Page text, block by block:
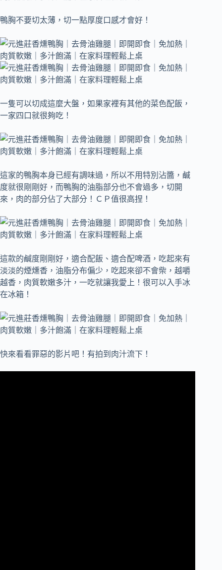
鴨胸不要切太薄，切一點厚度口感才會好！
一隻可以切成這麼大盤，如果家裡有其他的菜色配飯，
一家四口就很夠吃！
這家的鴨胸本身已經有調味過，所以不用特別沾醬，鹹
度就很剛剛好，而鴨胸的油脂部分也不會過多，切開
來，肉的部分佔了大部分！ＣＰ值很高捏！
這款的鹹度剛剛好，適合配飯、適合配啤酒，吃起來有
淡淡的煙燻香，油脂分布偏少，吃起來卻不會柴，越嚼
越香，肉質軟嫩多汁，一吃就讓我愛上！很可以入手冰
在冰箱！
快來看看罪惡的影片吧！有拍到肉汁流下！